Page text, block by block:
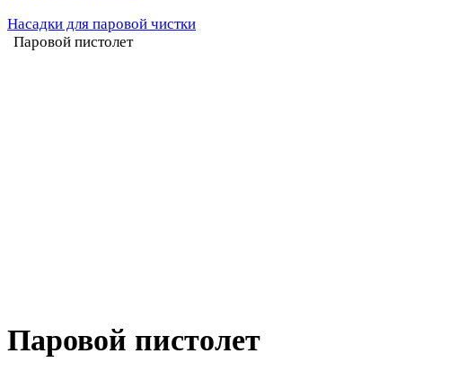
Насадки для паровой чистки
Паровой пистолет
Паровой пистолет